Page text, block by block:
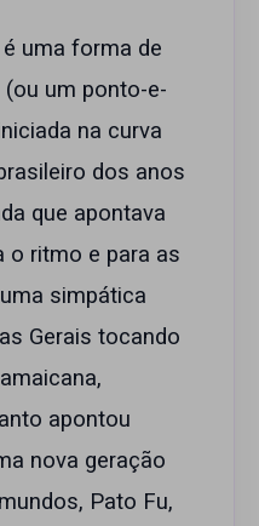
uma forma de
um ponto-e-
na curva
dos anos
que apontava
o ritmo e para as
simpática
Gerais tocando
apontou
nova geração
Pato Fu,